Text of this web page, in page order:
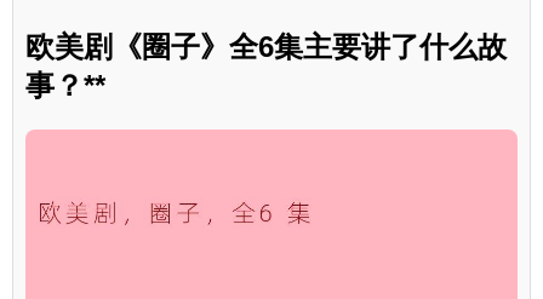
欧美剧《圈子》全6集主要讲了什么故
事？**